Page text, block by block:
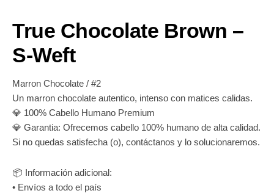
True Chocolate Brown –
S-Weft
Marron Chocolate / #2
Un marron chocolate autentico, intenso con matices calidas.
💎 100% Cabello Humano Premium
💎 Garantia: Ofrecemos cabello 100% humano de alta calidad.
Si no quedas satisfecha (o), contáctanos y lo solucionaremos.
📦 Información adicional:
• Envíos a todo el país